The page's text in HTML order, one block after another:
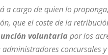
a cargo de quien lo
que el coste de la
voluntaria por los
concursales